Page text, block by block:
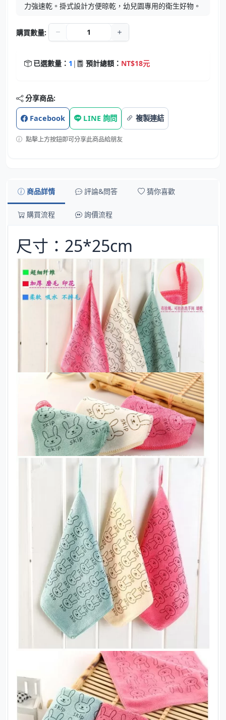
力強速乾。掛式設計方便晾乾，幼兒園專用的衛生好物。
購買數量:
已選數量： 1 | 預計總額： NT$18元
分享商品:
Facebook LINE 詢問 複製連結
點擊上方按鈕即可分享此商品給朋友
商品詳情 評論&問答 猜你喜歡
購買流程 詢價流程
尺寸：25*25cm